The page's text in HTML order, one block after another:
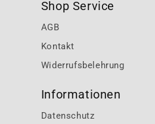
Shop Service
AGB
Kontakt
Widerrufsbelehrung
Informationen
Datenschutz